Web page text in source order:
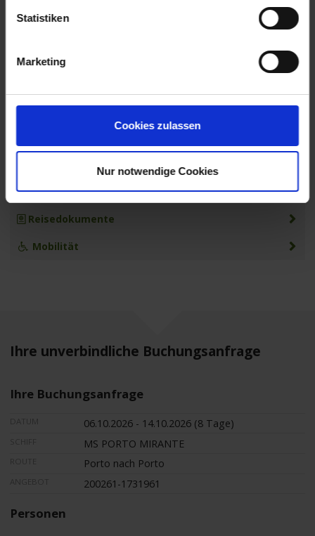
Statistiken
Marketing
Cookies zulassen
Nur notwendige Cookies
Extras buchen
Reisedokumente
Mobilität
Ihre unverbindliche Buchungsanfrage
Ihre Buchungsanfrage
06.10.2026 - 14.10.2026 (8 Tage)
MS PORTO MIRANTE
Porto nach Porto
200261-1731961
Personen